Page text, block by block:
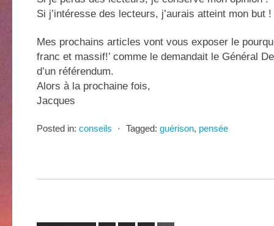
Si j’intéresse des lecteurs, j’aurais atteint mon but !
Mes prochains articles vont vous exposer le
franc et massif!’ comme le demandait le Général
d’un référendum.
Alors à la prochaine fois,
Jacques
Posted in: conseils ⋅ Tagged: guérison, pensée